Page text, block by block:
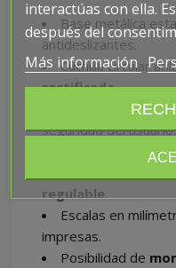
Base metálica
antideslizantes.
Cuchilla circular
rectificada.
Cabezal de
seguridad del usuario.
Prensado
regulable.
Escalas en
impresas.
Posibilidad de
interactúas con ella.
después del
Más información